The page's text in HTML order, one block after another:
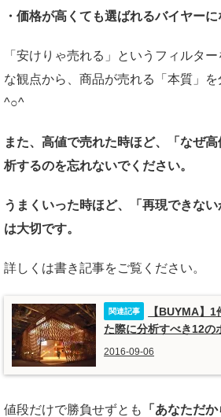
・価格が高くても選ばれるバイヤー
「安けりゃ売れる」というフィルタ
な観点から、商品が売れる「本質」
^○^
また、高値で売れた時ほど、「なぜ
析するのを忘れないでください。
うまくいった時ほど、「再現できな
は大切です。
詳しくは書き記事をご覧ください。
【BUYMA】
た際に分析すべき12の
2016-09-06
値段だけで勝負せずとも
「あなただ